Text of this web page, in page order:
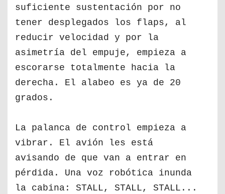
suficiente sustentación por no
tener desplegados los flaps, al
reducir velocidad y por la
asimetría del empuje, empieza a
escorarse totalmente hacia la
derecha. El alabeo es ya de 20
grados.
La palanca de control empieza a
vibrar. El avión les está
avisando de que van a entrar en
pérdida. Una voz robótica inunda
la cabina: STALL, STALL, STALL...